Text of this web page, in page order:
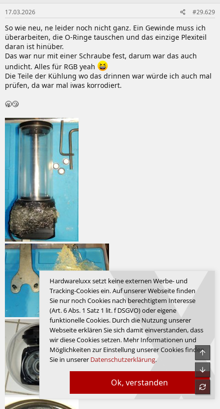
n
e
n
:
17.03.2026 #29.629
So wie neu, ne leider noch nicht ganz. Ein Gewinde muss ich
überarbeiten, die O-Ringe tauschen und das einzige Plexiteil
daran ist hinüber.
Das war nur mit einer Schraube fest, darum war das auch
undicht. Alles für RGB yeah
Die Teile der Kühlung wo das drinnen war würde ich auch mal
prüfen, da war mal iwas korrodiert.
🥱😴
Ok, verstanden
Hardwareluxx setzt keine externen Werbe- und
Tracking-Cookies ein. Auf unserer Webseite finden
Sie nur noch Cookies nach berechtigtem Interesse
(Art. 6 Abs. 1 Satz 1 lit. f DSGVO) oder eigene
funktionelle Cookies. Durch die Nutzung unserer
Webseite erklären Sie sich damit einverstanden, dass
wir diese Cookies setzen. Mehr Informationen und
Möglichkeiten zur Einstellung unserer Cookies finden
Sie in unserer Datenschutzerklärung.